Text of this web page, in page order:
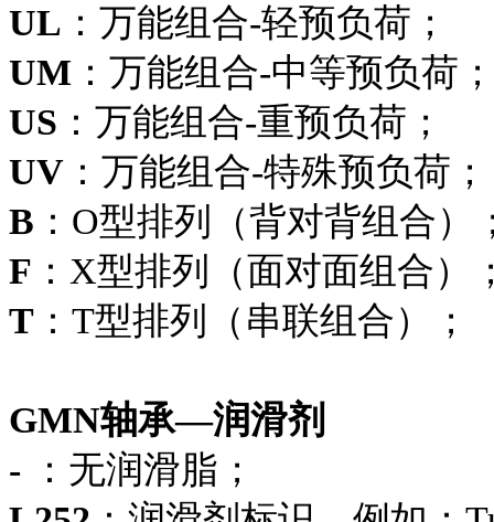
UL ：万能组合-轻预负荷；
UM ：万能组合-中等预负荷
US ：万能组合-重预负荷；
UV ：万能组合-特殊预负荷；
B ：O型排列（背对背组合）
F ：X型排列（面对面组合）
T ：T型排列（串联组合）；
GMN轴承—润滑剂
-
：无润滑脂；